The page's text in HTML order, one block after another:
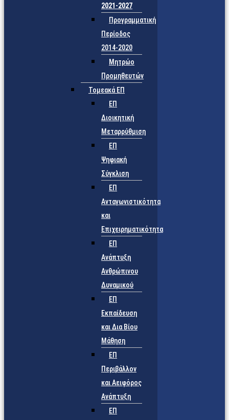
2021-2027
Προγραμματική
Περίοδος
2014-2020
Μητρώο
Προμηθευτών
Τομεακά ΕΠ
ΕΠ
Διοικητική
Μεταρρύθμιση
ΕΠ
Ψηφιακή
Σύγκλιση
ΕΠ
Ανταγωνιστικότητα
και
Επιχειρηματικότητα
ΕΠ
Ανάπτυξη
Ανθρώπινου
Δυναμικού
ΕΠ
Εκπαίδευση
και Δια Βίου
Μάθηση
ΕΠ
Περιβάλλον
και Αειφόρος
Ανάπτυξη
ΕΠ